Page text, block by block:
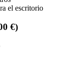
el escritorio
€)